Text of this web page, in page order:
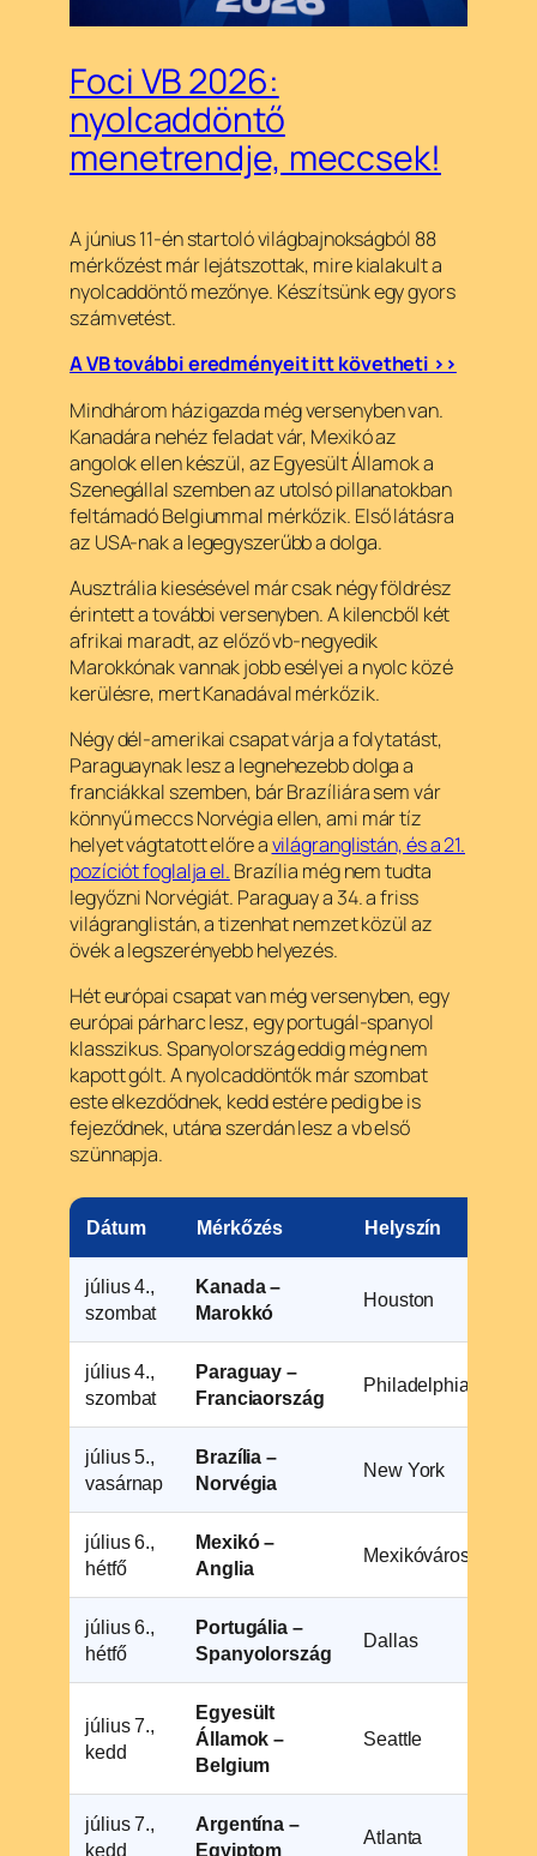
Foci VB 2026:
nyolcaddöntő
menetrendje, meccsek!
A június 11-én startoló világbajnokságból 88
mérkőzést már lejátszottak, mire kialakult a
nyolcaddöntő mezőnye. Készítsünk egy gyors
számvetést.
A VB további eredményeit itt követheti >>
Mindhárom házigazda még versenyben van.
Kanadára nehéz feladat vár, Mexikó az
angolok ellen készül, az Egyesült Államok a
Szenegállal szemben az utolsó pillanatokban
feltámadó Belgiummal mérkőzik. Első látásra
az USA-nak a legegyszerűbb a dolga.
Ausztrália kiesésével már csak négy földrész
érintett a további versenyben. A kilencből két
afrikai maradt, az előző vb-negyedik
Marokkónak vannak jobb esélyei a nyolc közé
kerülésre, mert Kanadával mérkőzik.
Négy dél-amerikai csapat várja a folytatást,
Paraguaynak lesz a legnehezebb dolga a
franciákkal szemben, bár Brazíliára sem vár
könnyű meccs Norvégia ellen, ami már tíz
helyet vágtatott előre avilágranglistán, és a 21.
pozíciót foglalja el. Brazília még nem tudta
legyőzni Norvégiát. Paraguay a 34. a friss
világranglistán, a tizenhat nemzet közül az
övék a legszerényebb helyezés.
Hét európai csapat van még versenyben, egy
európai párharc lesz, egy portugál-spanyol
klasszikus. Spanyolország eddig még nem
kapott gólt. A nyolcaddöntők már szombat
este elkezdődnek, kedd estére pedig be is
fejeződnek, utána szerdán lesz a vb első
szünnapja.
Dátum Mérkőzés Helyszín
július 4.,
szombat
Kanada –
Marokkó
Houston
július 4.,
szombat
Paraguay –
Franciaország
Philadelphia
július 5.,
vasárnap
Brazília –
Norvégia
New York
július 6.,
hétfő
Mexikó –
Anglia
Mexikóváros
július 6.,
hétfő
Portugália –
Spanyolország
Dallas
július 7.,
kedd
Egyesült
Államok –
Belgium
Seattle
július 7.,
kedd
Argentína –
Egyiptom
Atlanta